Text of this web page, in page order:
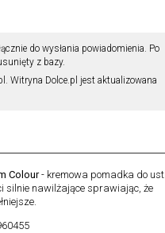
do wysłania powiadomienia. Po
z bazy.
Witryna Dolce.pl jest aktualizowana
Colour- kremowa pomadka do ust.
silnie nawilżające sprawiając, że